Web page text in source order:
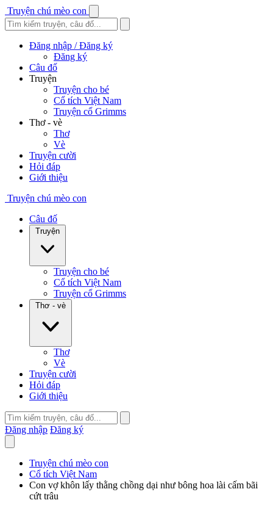
Truyện chú mèo con
Đăng nhập / Đăng ký
Đăng ký
Câu đố
Truyện
Truyện cho bé
Cổ tích Việt Nam
Truyện cổ Grimms
Thơ - vè
Thơ
Vè
Truyện cười
Hỏi đáp
Giới thiệu
Truyện chú mèo con
Câu đố
Truyện
Truyện cho bé
Cổ tích Việt Nam
Truyện cổ Grimms
Thơ - vè
Thơ
Vè
Truyện cười
Hỏi đáp
Giới thiệu
Đăng nhập Đăng ký
Truyện chú mèo con
Cổ tích Việt Nam
Con vợ khôn lấy thằng chồng dại như bông hoa lài cấm bãi
cứt trâu